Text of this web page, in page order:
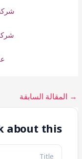
→ المقالة السابقة
about this